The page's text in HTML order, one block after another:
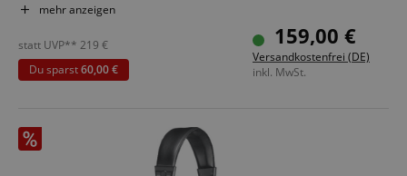
Hz
Dynamischer, geschlossener Kopfhörer, 40 mm Neodym-
Treiber
Frequenzbereich: 5 - 35.000 Hz, Impedanz: 32 Ohm, max.
SPL: 126 dB
mehr anzeigen
159,00 €
Versandkostenfrei (DE)
inkl. MwSt.
statt UVP** 219 €
Du sparst60,00 €